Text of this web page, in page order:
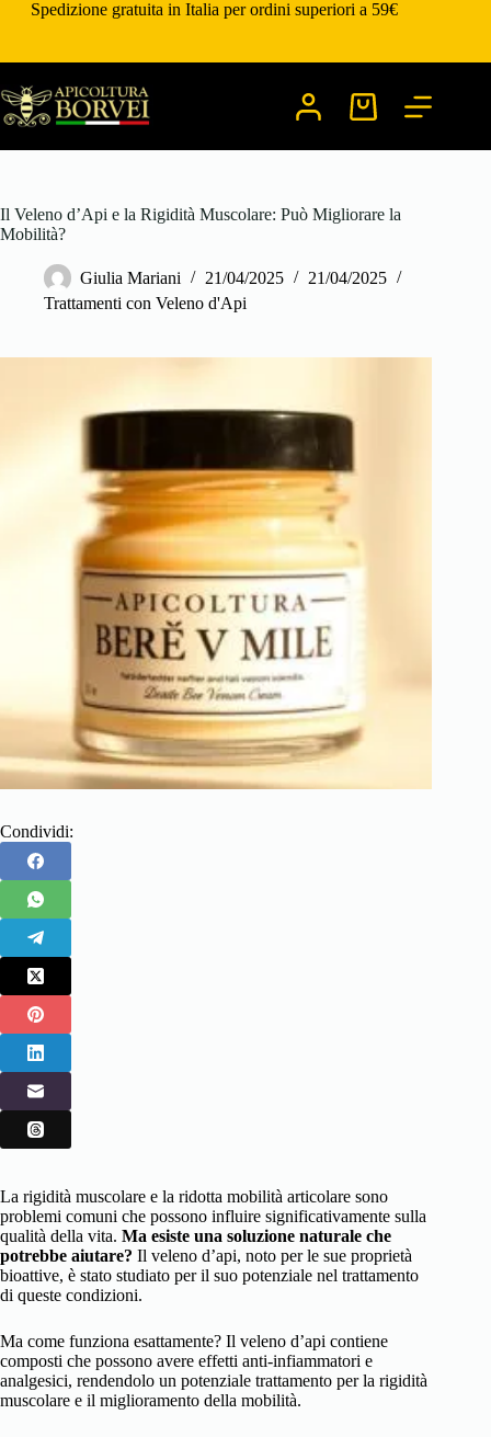
SaltaSpedizione gratuita in Italia per ordini superiori a 59€
Carrello
Il Veleno d’Api e la Rigidità Muscolare: Può Migliorare la
Mobilità?
Giulia Mariani 21/04/2025
21/04/2025
Trattamenti con Veleno d'Api
Condividi:
La rigidità muscolare e la ridotta mobilità articolare sono
problemi comuni che possono influire significativamente sulla
qualità della vita. Ma esiste una soluzione naturale che
potrebbe aiutare? Il veleno d’api, noto per le sue proprietà
bioattive, è stato studiato per il suo potenziale nel trattamento
di queste condizioni.
Ma come funziona esattamente? Il veleno d’api contiene
composti che possono avere effetti anti-infiammatori e
analgesici, rendendolo un potenziale trattamento per la rigidità
muscolare e il miglioramento della mobilità.